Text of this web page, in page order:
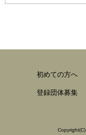
初めての方へ
登録団体募集
Copyright(C)